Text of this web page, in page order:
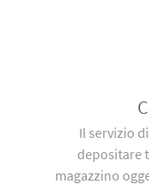
Il servizio
depositare
magazzino